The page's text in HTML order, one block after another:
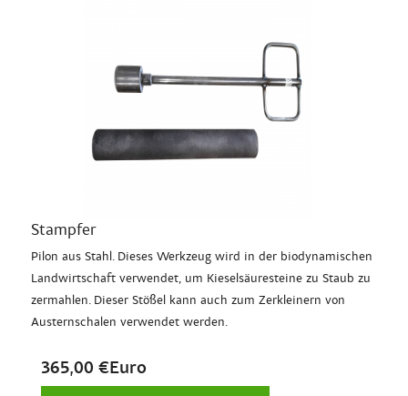
Stampfer
Pilon aus Stahl. Dieses Werkzeug wird in der biodynamischen
Landwirtschaft verwendet, um Kieselsäuresteine zu Staub zu
zermahlen. Dieser Stößel kann auch zum Zerkleinern von
Austernschalen verwendet werden.
365,00 €Euro